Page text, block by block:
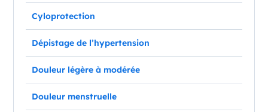
Cyloprotection
Dépistage de l’hypertension
Douleur légère à modérée
Douleur menstruelle